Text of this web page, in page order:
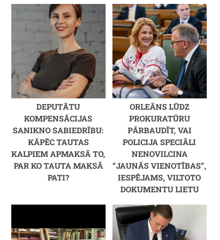
DEPUTĀTU
KOMPENSĀCIJAS
SANIKNO SABIEDRĪBU:
KĀPĒC TAUTAS
KALPIEM APMAKSĀ TO,
PAR KO TAUTA MAKSĀ
PATI?
ORLEĀNS LŪDZ
PROKURATŪRU
PĀRBAUDĪT, VAI
POLICIJA SPECIĀLI
NENOVILCINA
“JAUNĀS VIENOTĪBAS”,
IESPĒJAMS, VILTOTO
DOKUMENTU LIETU